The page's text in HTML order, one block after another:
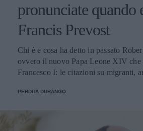
pronunciate quando
Francis Prevost
Chi è e cosa ha detto in passato
ovvero il nuovo Papa Leone XIV che
Francesco I: le citazioni su migranti,
PERDITA DURANGO